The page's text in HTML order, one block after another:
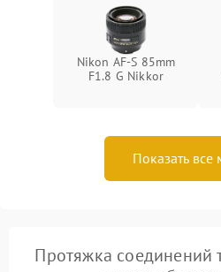
Nikon AF-S 85mm
F1.8 G Nikkor
Показать все
Протяжка соединений